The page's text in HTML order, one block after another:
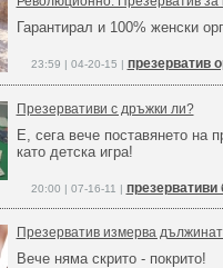
Гарантирал и 100% женски
23:59 | 04-20-15 | презерватив
Презервативи с дръжки ли?
Е, сега вече поставянето на
като детска игра!
20:00 | 07-16-11 | презервативи
Презерватив измерва
Вече няма скрито - покрито!